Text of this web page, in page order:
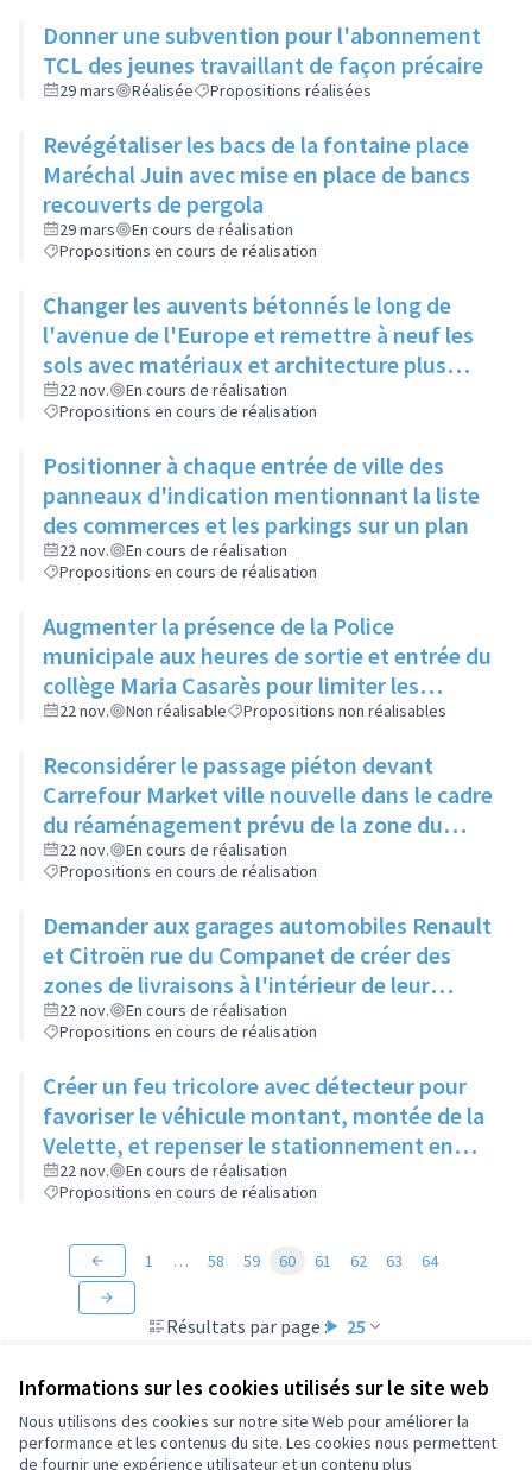
Informations sur les cookies utilisés sur le site web
Nous utilisons des cookies sur notre site Web pour améliorer la
performance et les contenus du site. Les cookies nous permettent
de fournir une expérience utilisateur et un contenu plus
Donner une subvention pour l'abonnement
TCL des jeunes travaillant de façon précaire
29 mars Réalisée Propositions réalisées
Revégétaliser les bacs de la fontaine place
Maréchal Juin avec mise en place de bancs
recouverts de pergola
29 mars
En cours de réalisation
Propositions en cours de réalisation
Changer les auvents bétonnés le long de
l'avenue de l'Europe et remettre à neuf les
sols avec matériaux et architecture plus
attractifs
22 nov.
En cours de réalisation
Propositions en cours de réalisation
Positionner à chaque entrée de ville des
panneaux d'indication mentionnant la liste
des commerces et les parkings sur un plan
22 nov.
En cours de réalisation
Propositions en cours de réalisation
Augmenter la présence de la Police
municipale aux heures de sortie et entrée du
collège Maria Casarès pour limiter les
incivilités
22 nov. Non réalisable Propositions non réalisables
Reconsidérer le passage piéton devant
Carrefour Market ville nouvelle dans le cadre
du réaménagement prévu de la zone du
Bottet
22 nov.
En cours de réalisation
Propositions en cours de réalisation
Demander aux garages automobiles Renault
et Citroën rue du Companet de créer des
zones de livraisons à l'intérieur de leur
enceinte
22 nov.
En cours de réalisation
Propositions en cours de réalisation
Créer un feu tricolore avec détecteur pour
favoriser le véhicule montant, montée de la
Velette, et repenser le stationnement en
quinconce
22 nov.
En cours de réalisation
Propositions en cours de réalisation
Résultats par page : 25
1 … 58 59 60 61 62 63 64
Conditions d'utilisation